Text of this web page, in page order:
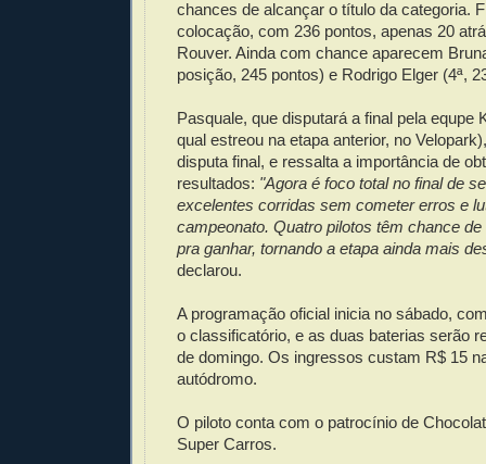
chances de alcançar o título da categoria.
colocação, com 236 pontos, apenas 20
Rouver. Ainda com chance aparecem
posição, 245 pontos) e Rodrigo Elger (4ª,
Pasquale, que disputará a final pela equpe
qual estreou na etapa anterior, no
disputa final, e ressalta a importância de
resultados: "Agora é foco total no final de
excelentes corridas sem cometer erros e
campeonato. Quatro pilotos têm chance de
pra ganhar, tornando a etapa ainda mais
declarou.
A programação oficial inicia no sábado,
o classificatório, e as duas baterias serão
de domingo. Os ingressos custam R$ 15
autódromo.
O piloto conta com o patrocínio de
Super Carros.